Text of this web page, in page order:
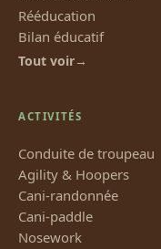
Rééducation
Bilan éducatif
Tout voir
ACTIVITÉS
Conduite de troupeau
Agility & Hoopers
Cani-randonnée
Cani-paddle
Nosework